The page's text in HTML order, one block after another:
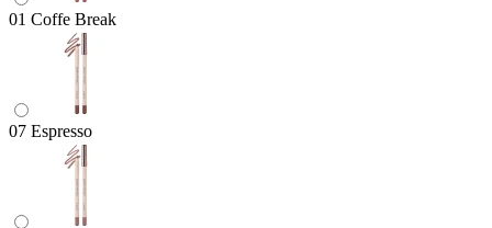
01 Coffe Break
07 Espresso